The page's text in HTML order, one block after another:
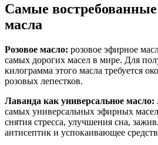
Самые
масла
Розовое масло: розовое эфирное
самых дорогих масел в мире. Для
килограмма этого масла требуется
розовых лепестков.
Лаванда как универсальное масло:
самых универсальных эфирных
снятия стресса, улучшения сна,
антисептик и успокаивающее